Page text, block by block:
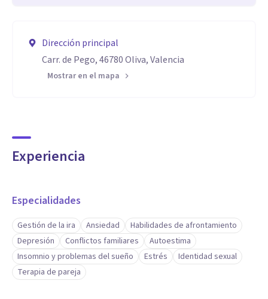
Dirección principal
Carr. de Pego, 46780 Oliva, Valencia
Mostrar en el mapa
Experiencia
Especialidades
Gestión de la ira Ansiedad
Habilidades de afrontamiento
Depresión
Conflictos familiares
Autoestima
Insomnio y problemas del sueño
Estrés
Identidad sexual
Terapia de pareja